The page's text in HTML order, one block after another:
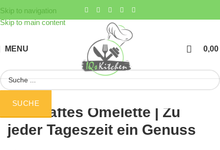
Skip to navigation
Skip to main content
MENU 0,00
SUCHE
Herzhaftes Omelette | Zu
jeder Tageszeit ein Genuss